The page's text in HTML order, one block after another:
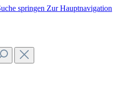
springen Zur Hauptnavigation